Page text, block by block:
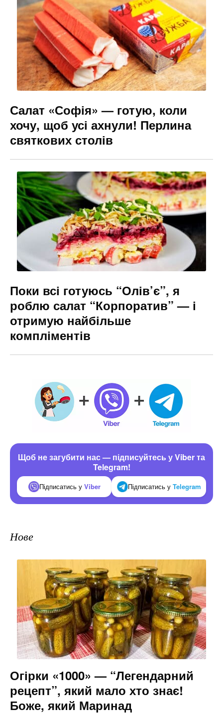
Салат «Софія» — готую, коли
хочу, щоб усі ахнули! Перлина
святкових столів
Поки всі готуюсь “Олів’є”, я
роблю салат “Корпоратив” — і
отримую найбільше
компліментів
Щоб не загубити нас — підписуйтесь у Viber та
Telegram!
Підписатись у Viber Підписатись у Telegram
Нове
Огірки «1000» — “Легендарний
рецепт”, який мало хто знає!
Боже, який Маринад